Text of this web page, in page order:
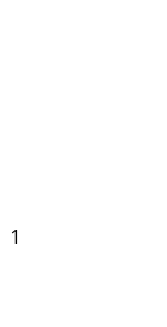
· Låt inte
· Kontrollera
Kassera vid
· Fäst inte
Förvaras i
1